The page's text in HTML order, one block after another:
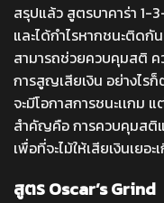
สรุปแล้ว สูตรบาคาร่า 1-
และได้กำไรหากชนะติดกั
สามารถช่วยควบคุมสติ ค
การสูญเสียเงิน อย่างไร
จะมีโอกาสการชนะเเกม
สำคัญคือ การควบคุมสติแ
เพื่อที่จะไม้ให้เสียเงินเยอะ
สูตร Oscar’s Grind